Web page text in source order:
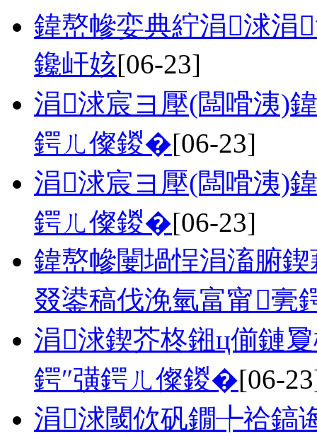
鍏嶅幓娈典紵涓浗涓
鑱屽姟[06-23]
涓浗宸ヨ壓(闆嗗洟)
鍔ㄦ儏鍐�[06-23]
涓浗宸ヨ壓(闆嗗洟)
鍔ㄦ儏鍐�[06-23]
鍏嶅幓闄堝悜涓滀腑
叕鍙稿伐浼氫富甯亴
涓浗鍥芥柊鎺ц偂鏈
鍔″彉鍔ㄦ儏鍐�[06-
涓浗閾佽矾鐗╄祫鎬